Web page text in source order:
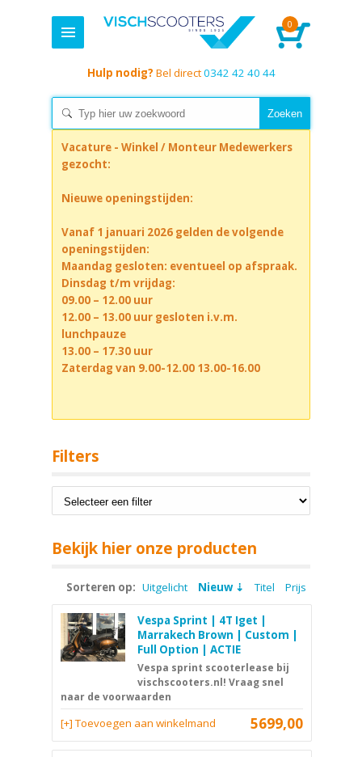
0
Hulp nodig? Bel direct0342 42 40 44
Vacature - Winkel / Monteur Medewerkers
gezocht:
Nieuwe openingstijden:
Vanaf 1 januari 2026 gelden de volgende
openingstijden:
Maandag gesloten: eventueel op afspraak.
Dinsdag t/m vrijdag:
09.00 – 12.00 uur
12.00 – 13.00 uur gesloten i.v.m.
lunchpauze
13.00 – 17.30 uur
Zaterdag van 9.00-12.00 13.00-16.00
Filters
Bekijk hier onze producten
Sorteren op: Uitgelicht Nieuw Titel Prijs
Vespa Sprint | 4T Iget |
Marrakech Brown | Custom |
Full Option | ACTIE
Vespa sprint scooterlease bij
vischscooters.nl! Vraag snel
naar de voorwaarden
5699,00
[+] Toevoegen aan winkelmand